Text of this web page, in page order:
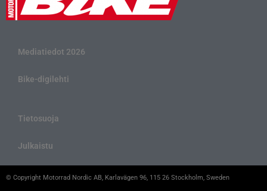
Mediatiedot 2026
Bike-digilehti
Tietosuoja
Julkaistu
© Copyright Motorrad Nordic AB, Karlavägen 96, 115 26 Stockholm, Sweden